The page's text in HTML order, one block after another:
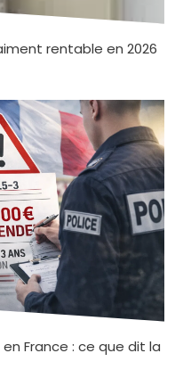
rentable en 2026
France : ce que dit la